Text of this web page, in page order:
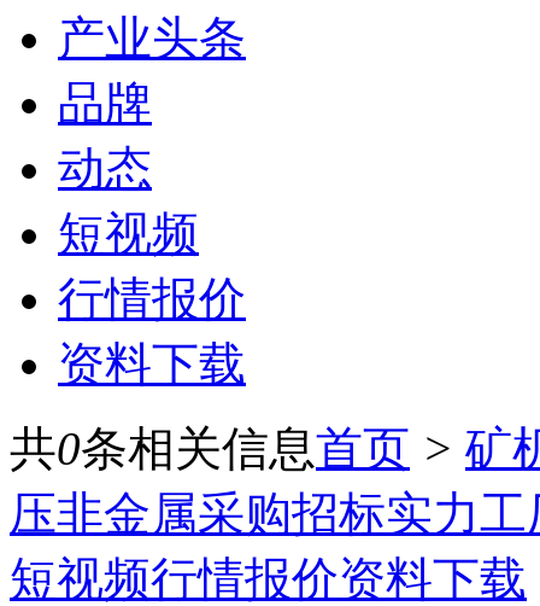
产业头条
品牌
动态
短视频
行情报价
资料下载
共0条相关信息首页 > 矿
压非金属采购招标实力工
短视频行情报价资料下载